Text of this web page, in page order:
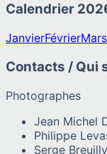
Calendrier
JanvierFévrierMars
Contacts / Qui
Photographes
Jean Michel
Philippe
Serge Breuilly